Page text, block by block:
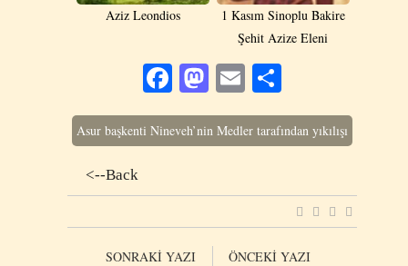
Aziz Leondios
1 Kasım Sinoplu Bakire
Şehit Azize Eleni
Facebook
Mastodon
Email
Asur başkenti Nineveh’nin Medler tarafından yıkılışı
<--Back
SONRAKİ YAZI ÖNCEKİ YAZI